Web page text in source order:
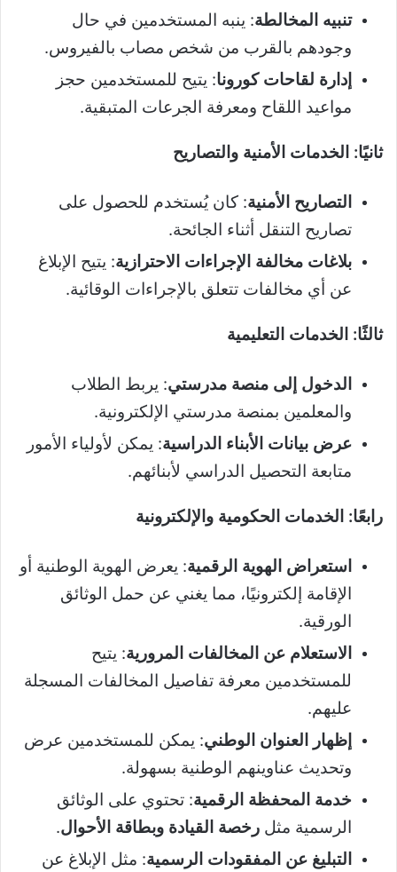
تنبيه المخالطة: ينبه المستخدمين في حال
وجودهم بالقرب من شخص مصاب بالفيروس.
إدارة لقاحات كورونا: يتيح للمستخدمين حجز
مواعيد اللقاح ومعرفة الجرعات المتبقية.
ثانيًا: الخدمات الأمنية والتصاريح
التصاريح الأمنية: كان يُستخدم للحصول على
تصاريح التنقل أثناء الجائحة.
بلاغات مخالفة الإجراءات الاحترازية: يتيح الإبلاغ
عن أي مخالفات تتعلق بالإجراءات الوقائية.
ثالثًا: الخدمات التعليمية
الدخول إلى منصة مدرستي: يربط الطلاب
والمعلمين بمنصة مدرستي الإلكترونية.
عرض بيانات الأبناء الدراسية: يمكن لأولياء الأمور
متابعة التحصيل الدراسي لأبنائهم.
رابعًا: الخدمات الحكومية والإلكترونية
استعراض الهوية الرقمية: يعرض الهوية الوطنية أو
الإقامة إلكترونيًا، مما يغني عن حمل الوثائق
الورقية.
الاستعلام عن المخالفات المرورية: يتيح
للمستخدمين معرفة تفاصيل المخالفات المسجلة
عليهم.
إظهار العنوان الوطني: يمكن للمستخدمين عرض
وتحديث عناوينهم الوطنية بسهولة.
خدمة المحفظة الرقمية: تحتوي على الوثائق
الرسمية مثل رخصة القيادة وبطاقة الأحوال.
التبليغ عن المفقودات الرسمية: مثل الإبلاغ عن